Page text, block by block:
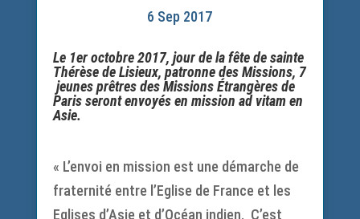
6 Sep 2017
Le 1er octobre 2017, jour de la fête de sainte
Thérèse de Lisieux, patronne des Missions, 7
jeunes prêtres des Missions Étrangères de
Paris seront envoyés en mission ad vitam en
Asie.
« L’envoi en mission est une démarche de
fraternité entre l’Eglise de France et les
Eglises d’Asie et d’Océan indien. C’est